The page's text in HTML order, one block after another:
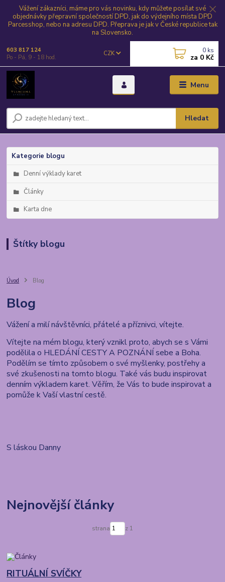
Vážení zákazníci, máme pro vás novinku, kdy můžete posílat své
objednávky přepravní společností DPD, jak do výdejního místa DPD
Parcesshop, nebo na adresu DPD. Přeprava je jak v České republice tak
na Slovensko.
Menu
CZK
Hledat
603 817 124
Po - Pá, 9 - 18 hod.
0 ks
za 0 Kč
Kategorie blogu
Denní výklady karet
Články
Karta dne
Štítky blogu
Úvod Blog
Blog
Vážení a milí návštěvníci, přátelé a příznivci, vítejte.
Vítejte na mém blogu, který vznikl proto, abych se s Vámi
podělila o HLEDÁNÍ CESTY A POZNÁNÍ sebe a Boha.
Podělím se tímto způsobem o své myšlenky, postřehy a
své zkušenosti na tomto blogu. Také vás budu inspirovat
denním výkladem karet. Věřím, že Vás to bude inspirovat a
pomůže k Vaší vlastní cestě.
S láskou Danny
Nejnovější články
strana z 1
RITUÁLNÍ SVÍČKY